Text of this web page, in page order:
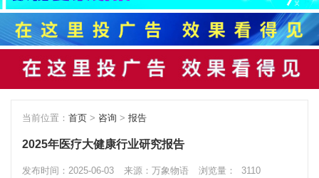
当前位置： 首页 > 咨询 > 报告
2025年医疗大健康行业研究报告
发布时间：2025-06-03 来源：万象物语 浏览量：
3110